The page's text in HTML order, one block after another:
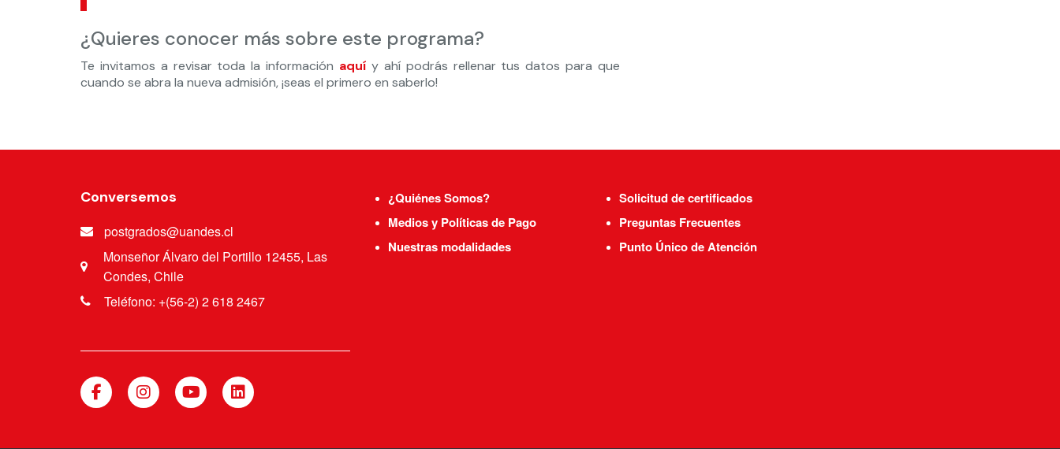
¿Quieres conocer más sobre este programa?
Te invitamos a revisar toda la información aquí y ahí podrás rellenar tus datos para que
cuando se abra la nueva admisión, ¡seas el primero en saberlo!
Conversemos
postgrados@uandes.cl
Monseñor Álvaro del Portillo 12455, Las
Condes, Chile
Teléfono: +(56-2) 2 618 2467
¿Quiénes Somos?
Medios y Políticas de Pago
Nuestras modalidades
Solicitud de certificados
Preguntas Frecuentes
Punto Único de Atención